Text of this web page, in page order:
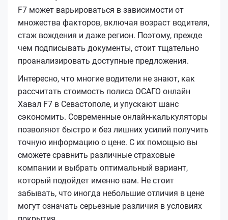
F7 может варьироваться в зависимости от
множества факторов, включая возраст водителя,
стаж вождения и даже регион. Поэтому, прежде
чем подписывать документы, стоит тщательно
проанализировать доступные предложения.
Интересно, что многие водители не знают, как
рассчитать стоимость полиса ОСАГО онлайн
Хавал F7 в Севастополе, и упускают шанс
сэкономить. Современные онлайн-калькуляторы
позволяют быстро и без лишних усилий получить
точную информацию о цене. С их помощью вы
сможете сравнить различные страховые
компании и выбрать оптимальный вариант,
который подойдет именно вам. Не стоит
забывать, что иногда небольшие отличия в цене
могут означать серьезные различия в условиях